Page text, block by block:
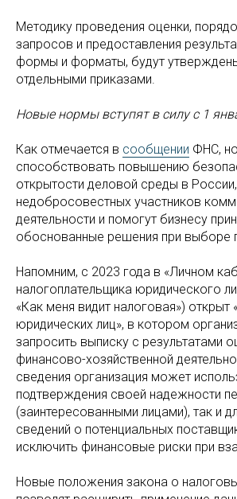
Методику проведения оценки,
запросов и предоставления
формы и форматы, будут
отдельными приказами.
Новые нормы вступят в силу с 1
Как отмечается в сообщении ФНС,
способствовать повышению
открытости деловой среды в
недобросовестных участников
деятельности и помогут бизнесу
обоснованные решения при выборе
Напомним, с 2023 года в «Личном
налогоплательщика юридического
«Как меня видит налоговая») открыт
юридических лиц», в котором
запросить выписку с результатами
финансово-хозяйственной
сведения организация может
подтверждения своей надежности
(заинтересованными лицами), так и
сведений о потенциальных
исключить финансовые риски при
Новые положения закона о